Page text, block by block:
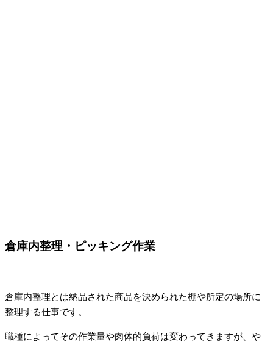
倉庫内整理・ピッキング作業
倉庫内整理とは納品された商品を決められた棚や所定の場所に
整理する仕事です。
職種によってその作業量や肉体的負荷は変わってきますが、や